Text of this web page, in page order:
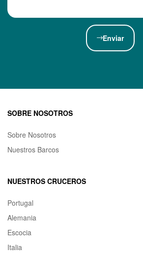
Enviar
SOBRE NOSOTROS
Sobre Nosotros
Nuestros Barcos
NUESTROS CRUCEROS
Portugal
Alemania
Escocia
Italia